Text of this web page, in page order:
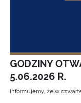
GODZINY
5.06.2026 R.
Informujemy, że w